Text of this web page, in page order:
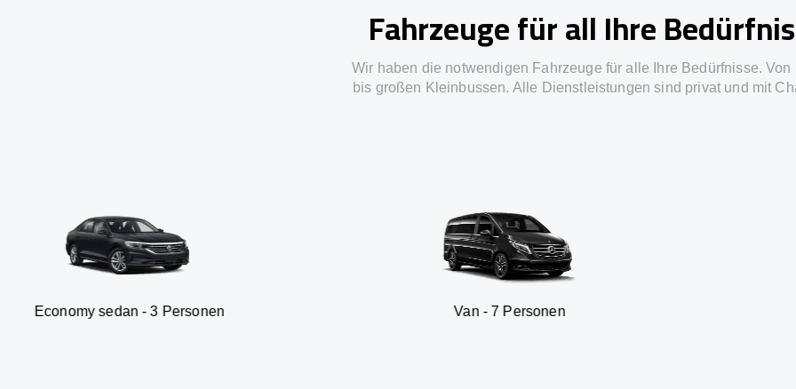
Fahrzeuge für all Ihre
Wir haben die notwendigen Fahrzeuge für alle Ihre Bedürfnisse. Von
bis großen Kleinbussen. Alle Dienstleistungen sind privat und mit
- 3 Personen Van - 7 Personen SUV - 3